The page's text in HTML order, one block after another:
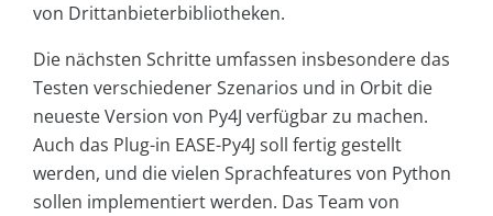
von Drittanbieterbibliotheken.
Die nächsten Schritte umfassen insbesondere das
Testen verschiedener Szenarios und in Orbit die
neueste Version von Py4J verfügbar zu machen.
Auch das Plug-in EASE-Py4J soll fertig gestellt
werden, und die vielen Sprachfeatures von Python
sollen implementiert werden. Das Team von